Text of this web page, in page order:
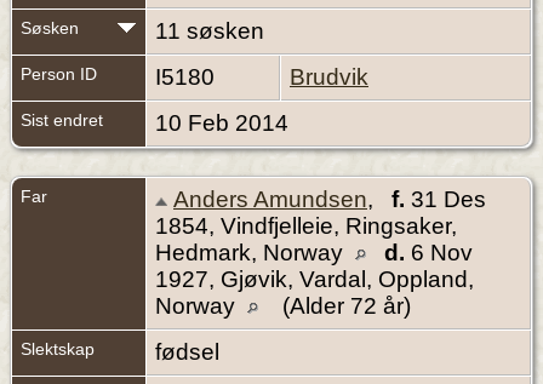
Søsken 11 søsken
Person ID I5180 Brudvik
Sist endret 10 Feb 2014
Far Anders Amundsen, f. 31 Des
1854, Vindfjelleie, Ringsaker,
Hedmark, Norway
d. 6 Nov
1927, Gjøvik, Vardal, Oppland,
Norway
(Alder 72 år)
Slektskap fødsel